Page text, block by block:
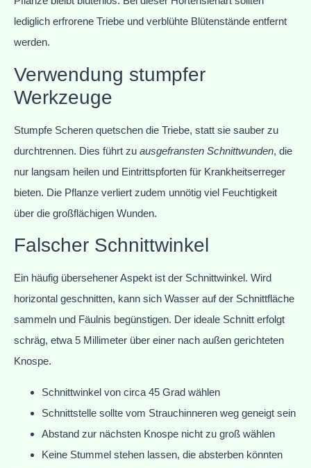
lediglich erfrorene Triebe und verblühte Blütenstände entfernt
werden.
Verwendung stumpfer
Werkzeuge
Stumpfe Scheren quetschen die Triebe, statt sie sauber zu
durchtrennen. Dies führt zu ausgefransten Schnittwunden, die
nur langsam heilen und Eintrittspforten für Krankheitserreger
bieten. Die Pflanze verliert zudem unnötig viel Feuchtigkeit
über die großflächigen Wunden.
Falscher Schnittwinkel
Ein häufig übersehener Aspekt ist der Schnittwinkel. Wird
horizontal geschnitten, kann sich Wasser auf der Schnittfläche
sammeln und Fäulnis begünstigen. Der ideale Schnitt erfolgt
schräg, etwa 5 Millimeter über einer nach außen gerichteten
Knospe.
Schnittwinkel von circa 45 Grad wählen
Schnittstelle sollte vom Strauchinneren weg geneigt sein
Abstand zur nächsten Knospe nicht zu groß wählen
Keine Stummel stehen lassen, die absterben könnten